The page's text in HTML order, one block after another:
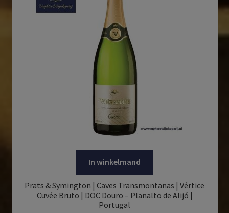
In winkelmand
Prats & Symington | Caves Transmontanas | Vértice
Cuvée Bruto | DOC Douro – Planalto de Alijó |
Portugal